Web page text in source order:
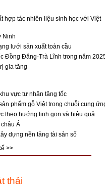
hợp tác nhiên liệu sinh học với Việt
Ninh
lưới sản xuất toàn cầu
Đồng Đăng-Trà Lĩnh trong năm
gia tăng
vực tư nhân tăng tốc
phẩm gỗ Việt trong chuỗi cung
theo hướng tinh gọn và hiệu quả
Á
dựng nền tảng tài sản số
>>
thải